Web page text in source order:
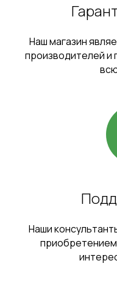
Наш магазин
производителей и
Наши
приобретением